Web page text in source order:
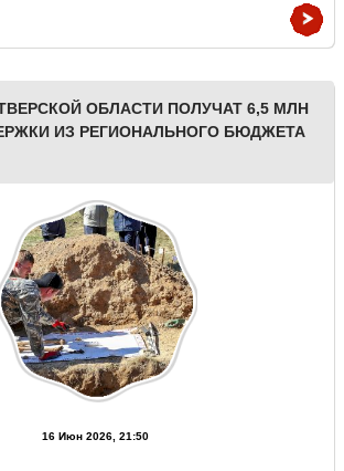
ОБЛАСТИ ПОЛУЧАТ 6,5 МЛН
ИЗ РЕГИОНАЛЬНОГО БЮДЖЕТА
16 Июн 2026, 21:50